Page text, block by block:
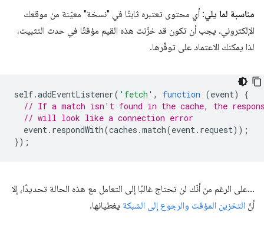
مناسبة لما يلي: أي محتوى تعتبره ثابتًا في "نسخة" معيّنة من موقعك
الإلكتروني. يجب أن تكون قد خزّنت هذه القيم مؤقتًا في حدث التثبيت،
لذا يمكنك الاعتماد على توفّرها.
self.addEventListener( 'fetch' , function (event)
{
// If a match isn't found in the cache, the
// will look like a connection error
event. respondWith(caches .match(event. request));
});
…على الرغم من أنّك لن تحتاج غالبًا إلى التعامل مع هذه الحالة تحديدًا، إلا
أنّ التخزين المؤقت والرجوع إلى الشبكة يغطيانها.